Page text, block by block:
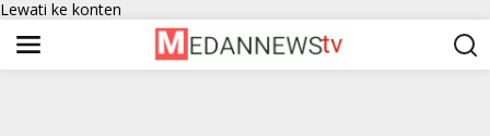
Lewati ke konten